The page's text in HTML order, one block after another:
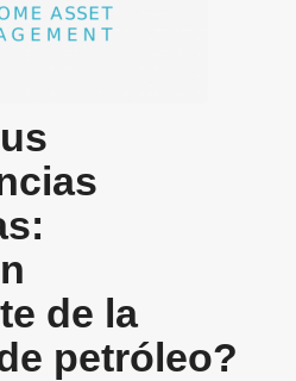
de la
petróleo?